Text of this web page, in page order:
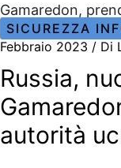
Gamaredon,
SICUREZZA
Febbraio 2023 / Di
Russia,
autorità